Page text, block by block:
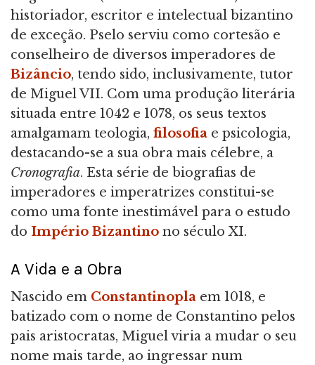
historiador, escritor e intelectual bizantino
de exceção. Pselo serviu como cortesão e
conselheiro de diversos imperadores de
Bizâncio, tendo sido, inclusivamente, tutor
de Miguel VII. Com uma produção literária
situada entre 1042 e 1078, os seus textos
amalgamam teologia, filosofia e psicologia,
destacando-se a sua obra mais célebre, a
Cronografia. Esta série de biografias de
imperadores e imperatrizes constitui-se
como uma fonte inestimável para o estudo
do Império Bizantino no século XI.
A Vida e a Obra
Nascido em Constantinopla em 1018, e
batizado com o nome de Constantino pelos
pais aristocratas, Miguel viria a mudar o seu
nome mais tarde, ao ingressar num